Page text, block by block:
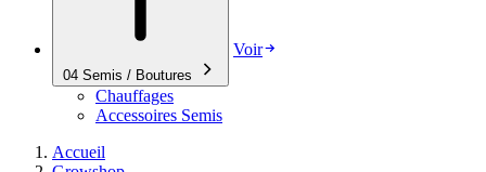
04 Semis / Boutures
Voir
Chauffages
Accessoires Semis
Accueil